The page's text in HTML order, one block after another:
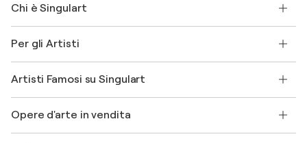
Spedizione
Offri una carta regalo
Partecipa al nostro programma commerciale
Il mio account
Protezione acquirente
+39 694500608
Chi è Singulart
FAQ
Magazine di Singulart
Lavori
Scopri arte originale selezionata
Per gli Artisti
Accedi come Artista
Artisti Famosi su Singulart
Marc Chagall
Opere d'arte in vendita